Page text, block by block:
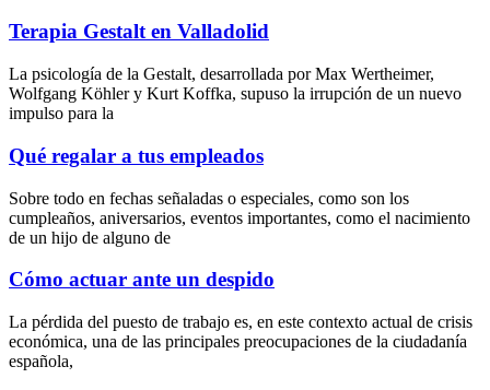
Terapia Gestalt en Valladolid
La psicología de la Gestalt, desarrollada por Max Wertheimer,
Wolfgang Köhler y Kurt Koffka, supuso la irrupción de un nuevo
impulso para la
Qué regalar a tus empleados
Sobre todo en fechas señaladas o especiales, como son los
cumpleaños, aniversarios, eventos importantes, como el nacimiento
de un hijo de alguno de
Cómo actuar ante un despido
La pérdida del puesto de trabajo es, en este contexto actual de crisis
económica, una de las principales preocupaciones de la ciudadanía
española,